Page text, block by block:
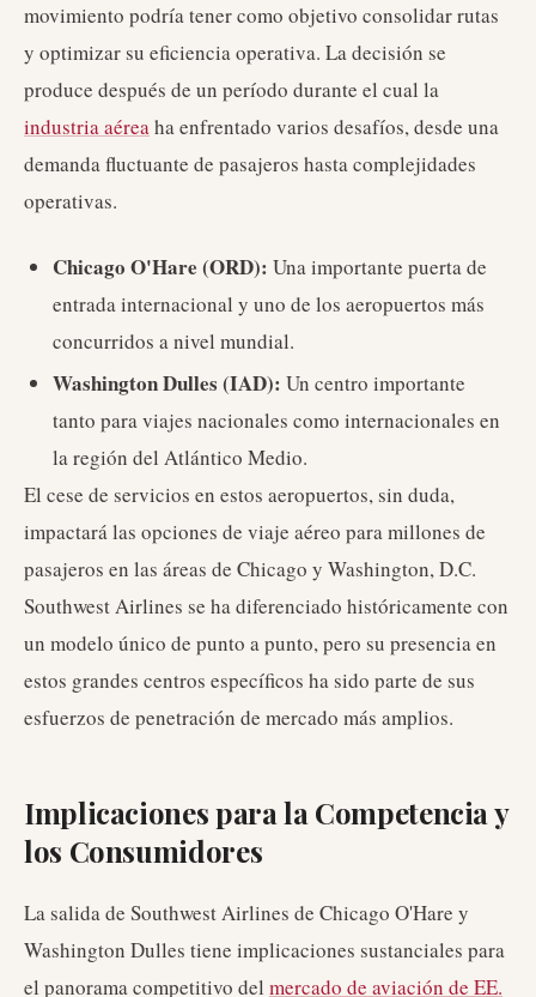
movimiento podría tener como objetivo consolidar rutas
y optimizar su eficiencia operativa. La decisión se
produce después de un período durante el cual la
industria aéreaha enfrentado varios desafíos, desde una
demanda fluctuante de pasajeros hasta complejidades
operativas.
Chicago O'Hare (ORD): Una importante puerta de
entrada internacional y uno de los aeropuertos más
concurridos a nivel mundial.
Washington Dulles (IAD): Un centro importante
tanto para viajes nacionales como internacionales en
la región del Atlántico Medio.
El cese de servicios en estos aeropuertos, sin duda,
impactará las opciones de viaje aéreo para millones de
pasajeros en las áreas de Chicago y Washington, D.C.
Southwest Airlines se ha diferenciado históricamente con
un modelo único de punto a punto, pero su presencia en
estos grandes centros específicos ha sido parte de sus
esfuerzos de penetración de mercado más amplios.
Implicaciones para la Competencia y
los Consumidores
La salida de Southwest Airlines de Chicago O'Hare y
Washington Dulles tiene implicaciones sustanciales para
el panorama competitivo del mercado de aviación de EE.